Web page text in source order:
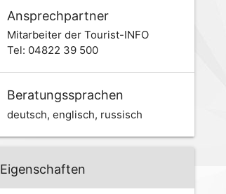
Ansprechpartner
Mitarbeiter der Tourist-INFO
Tel: 04822 39 500
Beratungssprachen
deutsch, englisch, russisch
Eigenschaften